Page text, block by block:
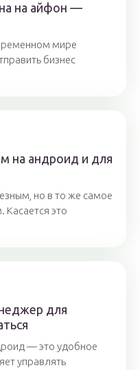
на айфон —
мире
бизнес
на андроид и для
но в то же самое
это
для
— это удобное
управлять